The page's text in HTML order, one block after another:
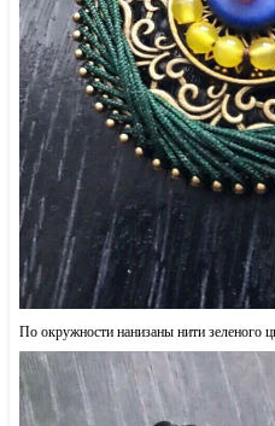
По окружности нанизаны нити зеленого